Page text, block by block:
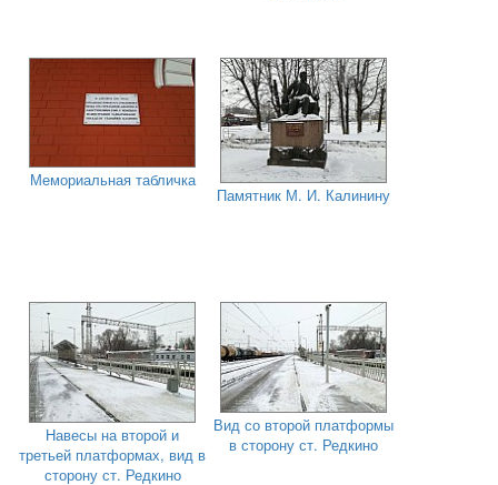
Мемориальная табличка
Памятник М. И. Калинину
Навесы на второй и
третьей платформах, вид в
сторону ст. Редкино
Вид со второй платформы
в сторону ст. Редкино